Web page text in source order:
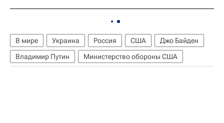
В мире Украина Россия США
Джо Байден
Владимир Путин
Министерство обороны США